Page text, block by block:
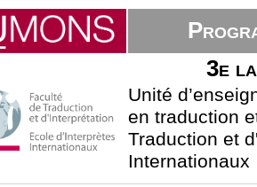
3e
Unité
en traduction
Traduction et
Internationaux